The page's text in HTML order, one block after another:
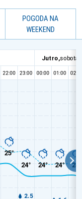
POGODA NA
WEEKEND